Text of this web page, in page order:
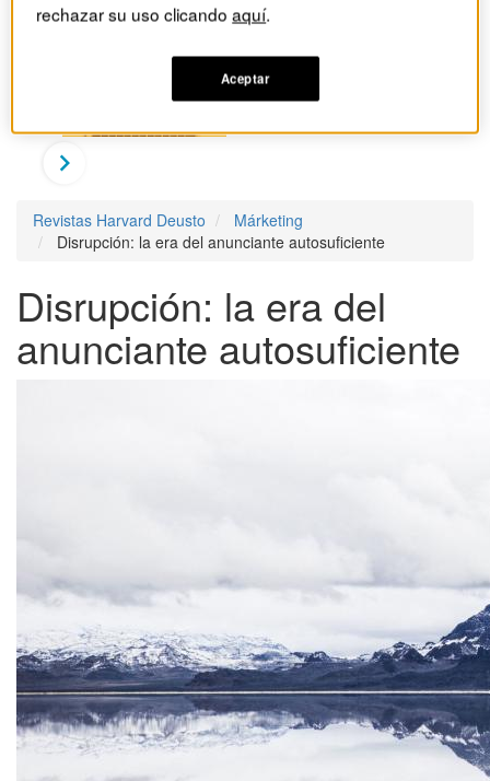
Revistas Harvard Deusto
Márketing
Disrupción: la era del anunciante autosuficiente
Disrupción: la era del
anunciante autosuficiente
rechazar su uso clicandoaquí.
Aceptar